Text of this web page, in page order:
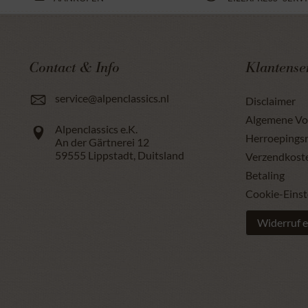
Contact & Info
service@alpenclassics.nl
Alpenclassics e.K.
An der Gärtnerei 12
59555 Lippstadt, Duitsland
Disclaimer
Algemene
Betaling
Cookie-
Widerruf